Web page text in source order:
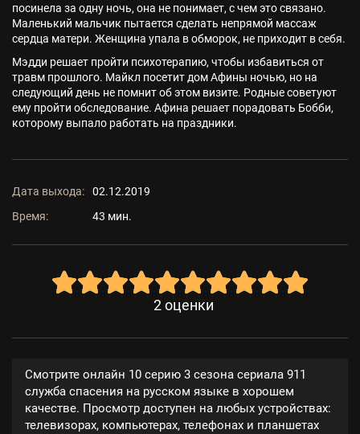
посинела за одну ночь, она не понимает, с чем это связано.
Маленький мальчик пытается сделать непрямой массаж
сердца матери. Женщина упала в обморок, не приходит в себя.
Мэдди решает пройти психотерапию, чтобы избавиться от
травм прошлого. Майкл посетит дом Афины ночью, но на
следующий день не помнит об этом визите. Родные советуют
ему пройти обследование. Афина решает порадовать Бобби,
которому выпало работать на праздники.
Дата выхода:
02.12.2019
Время:
43 мин.
2 оценки
Смотрите онлайн 10 серию 3 сезона сериала 911
служба спасения на русском языке в хорошем
качестве. Просмотр доступен на любых устройствах:
телевизорах, компьютерах, телефонах и планшетах